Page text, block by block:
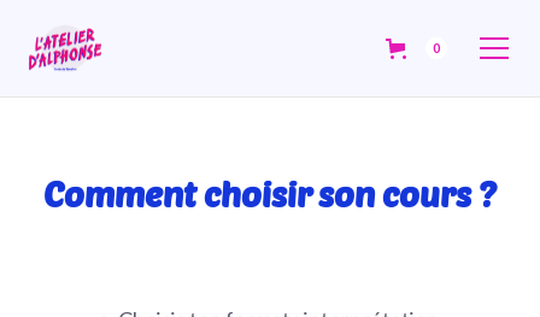
0
Comment choisir son cours ?